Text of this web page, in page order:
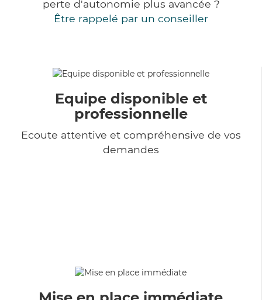
perte d'autonomie plus avancée ?
Être rappelé par un conseiller
Equipe disponible et
professionnelle
Ecoute attentive et compréhensive de vos
demandes